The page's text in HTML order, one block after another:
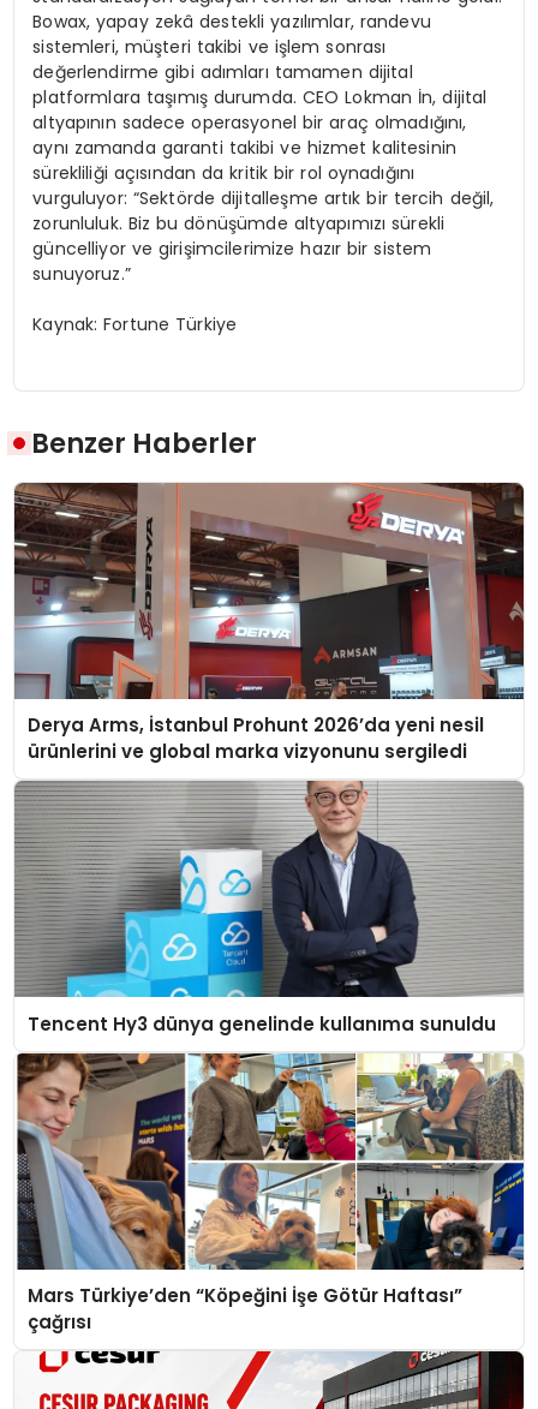
Bowax, yapay zekâ destekli yazılımlar, randevu
sistemleri, müşteri takibi ve işlem sonrası
değerlendirme gibi adımları tamamen dijital
platformlara taşımış durumda. CEO Lokman İn, dijital
altyapının sadece operasyonel bir araç olmadığını,
aynı zamanda garanti takibi ve hizmet kalitesinin
sürekliliği açısından da kritik bir rol oynadığını
vurguluyor: “Sektörde dijitalleşme artık bir tercih değil,
zorunluluk. Biz bu dönüşümde altyapımızı sürekli
güncelliyor ve girişimcilerimize hazır bir sistem
sunuyoruz.”
Kaynak: Fortune Türkiye
Benzer Haberler
Derya Arms, İstanbul Prohunt 2026’da yeni nesil
ürünlerini ve global marka vizyonunu sergiledi
Tencent Hy3 dünya genelinde kullanıma sunuldu
Mars Türkiye’den “Köpeğini İşe Götür Haftası”
çağrısı